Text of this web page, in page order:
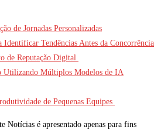
de Jornadas Personalizadas
Tendências Antes da Concorrência
de Reputação Digital
Utilizando Múltiplos Modelos de IA
de Pequenas Equipes
Notícias é apresentado apenas para fins